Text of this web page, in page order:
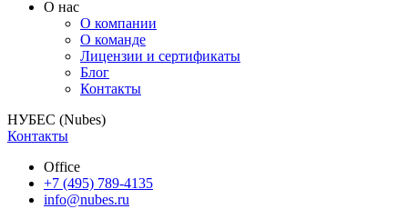
О нас
О компании
О команде
Лицензии и сертификаты
Блог
Контакты
НУБЕС (Nubes)
Контакты
Office
+7 (495) 789-4135
info@nubes.ru